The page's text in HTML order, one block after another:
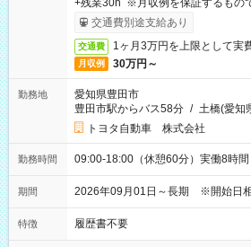
+残業30h ※月収例を保証するもの
交通費別途支給あり
交通費 1ヶ月3万円を上限として実
月収例 30万円～
勤務地
愛知県豊田市
豊田市駅からバス58分 / 土橋(愛知
トヨタ自動車 株式会社
勤務時間 09:00-18:00（休憩60分）実働8時間
期間 2026年09月01日～長期 ※開始日
特徴 履歴書不要